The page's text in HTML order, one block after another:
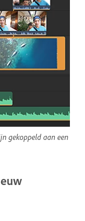
gekoppeld aan een